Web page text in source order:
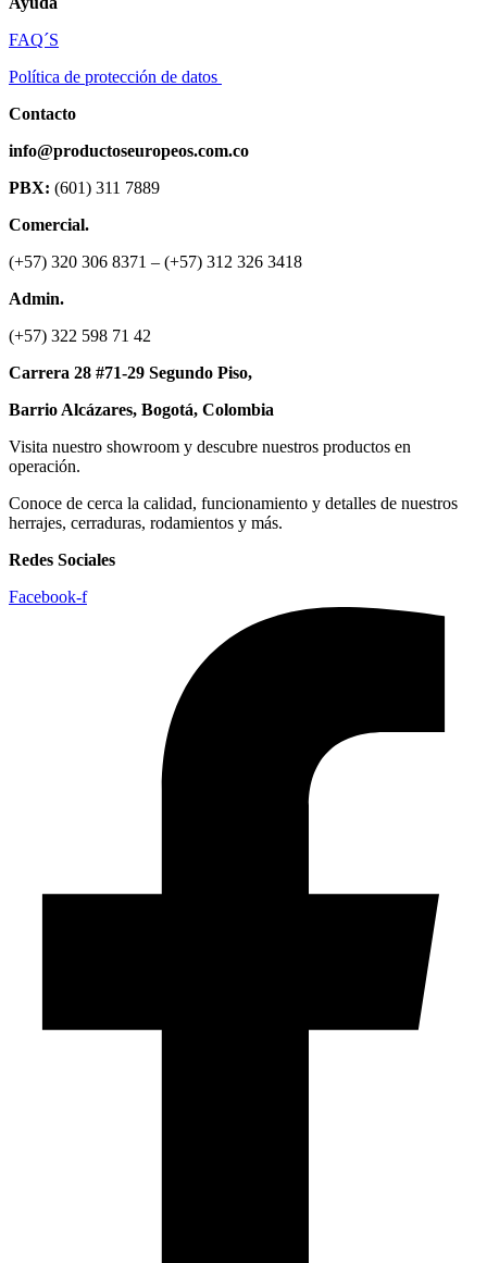
FAQ´S
Política de protección de datos
Contacto
info@productoseuropeos.com.co
PBX: (601) 311 7889
Comercial.
(+57) 320 306 8371 – (+57) 312 326 3418
Admin.
(+57) 322 598 71 42
Carrera 28 #71-29 Segundo Piso,
Barrio Alcázares, Bogotá, Colombia
Visita nuestro showroom y descubre nuestros productos en
operación.
Conoce de cerca la calidad, funcionamiento y detalles de nuestros
herrajes, cerraduras, rodamientos y más.
Redes Sociales
Facebook-f